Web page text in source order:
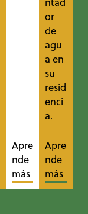
Apre
nde
más
or
de
agu
a en
su
resid
enci
a.
Apre
nde
más